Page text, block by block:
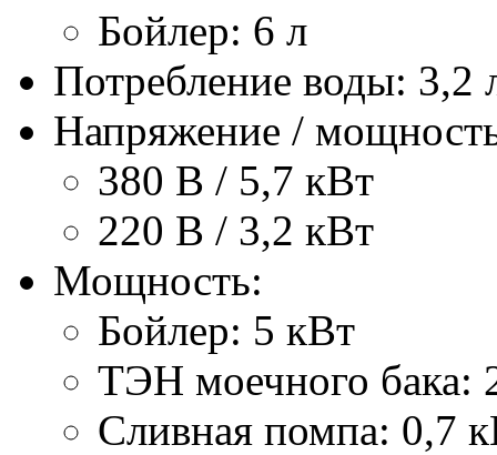
Бойлер: 6 л
Потребление воды: 3,2
Напряжение /
380 В / 5,7 кВт
220 В / 3,2 кВт
Мощность:
Бойлер: 5 кВт
ТЭН моечного бака:
Сливная помпа: 0,7